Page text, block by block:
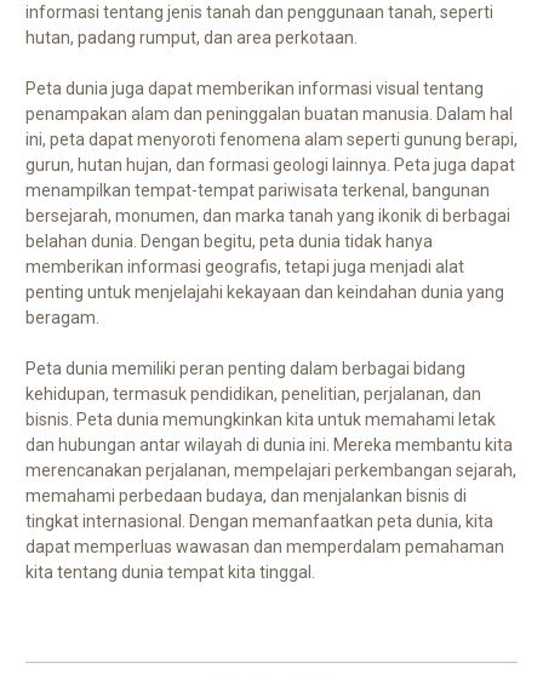
informasi tentang jenis tanah dan penggunaan tanah, seperti
hutan, padang rumput, dan area perkotaan.
Peta dunia juga dapat memberikan informasi visual tentang
penampakan alam dan peninggalan buatan manusia. Dalam hal
ini, peta dapat menyoroti fenomena alam seperti gunung berapi,
gurun, hutan hujan, dan formasi geologi lainnya. Peta juga dapat
menampilkan tempat-tempat pariwisata terkenal, bangunan
bersejarah, monumen, dan marka tanah yang ikonik di berbagai
belahan dunia. Dengan begitu, peta dunia tidak hanya
memberikan informasi geografis, tetapi juga menjadi alat
penting untuk menjelajahi kekayaan dan keindahan dunia yang
beragam.
Peta dunia memiliki peran penting dalam berbagai bidang
kehidupan, termasuk pendidikan, penelitian, perjalanan, dan
bisnis. Peta dunia memungkinkan kita untuk memahami letak
dan hubungan antar wilayah di dunia ini. Mereka membantu kita
merencanakan perjalanan, mempelajari perkembangan sejarah,
memahami perbedaan budaya, dan menjalankan bisnis di
tingkat internasional. Dengan memanfaatkan peta dunia, kita
dapat memperluas wawasan dan memperdalam pemahaman
kita tentang dunia tempat kita tinggal.